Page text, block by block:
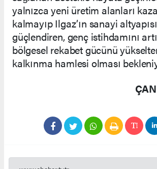
yalnızca yeni üretim alanları
kalmayıp Ilgaz’ın sanayi
güçlendiren, genç istihdamını
bölgesel rekabet gücünü
kalkınma hamlesi olması